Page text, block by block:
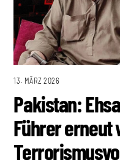
13. MÄRZ 2026
Pakistan:
Führer erneut